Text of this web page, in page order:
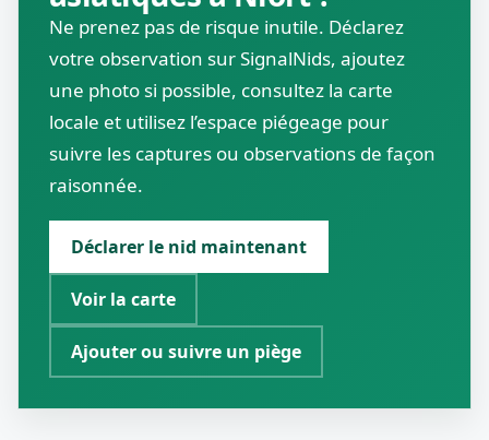
Ne prenez pas de risque inutile. Déclarez
votre observation sur SignalNids, ajoutez
une photo si possible, consultez la carte
locale et utilisez l’espace piégeage pour
suivre les captures ou observations de façon
raisonnée.
Déclarer le nid maintenant
Voir la carte
Ajouter ou suivre un piège